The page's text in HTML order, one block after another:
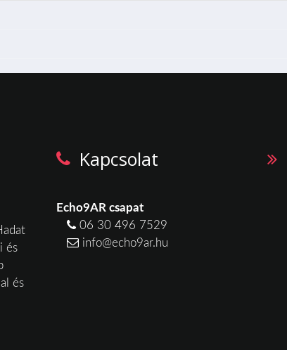
és
és
Kapcsolat
Echo9AR csapat
06 30 496 7529
info@echo9ar.hu